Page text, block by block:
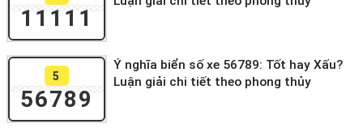
11111
5
56789
Ý nghĩa biển số xe 56789: Tốt hay Xấu?
Luận giải chi tiết theo phong thủy